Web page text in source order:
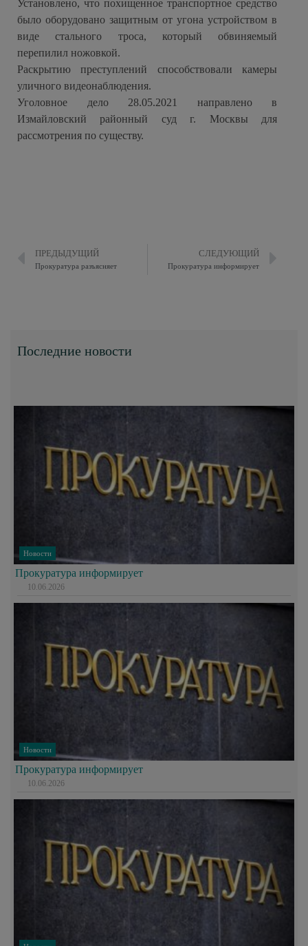
Установлено, что похищенное транспортное средство
было оборудовано защитным от угона устройством в
виде стального троса, который обвиняемый
перепилил ножовкой.
Раскрытию преступлений способствовали камеры
уличного видеонаблюдения.
Уголовное дело 28.05.2021 направлено в
Измайловский районный суд г. Москвы для
рассмотрения по существу.
ПРЕДЫДУЩИЙ
Прокуратура разъясняет
СЛЕДУЮЩИЙ
Прокуратура информирует
Последние новости
Новости
Прокуратура информирует
10.06.2026
Новости
Прокуратура информирует
10.06.2026